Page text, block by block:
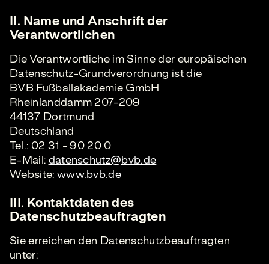
II. Name und Anschrift der
Verantwortlichen
Die Verantwortliche im Sinne der europäischen
Datenschutz-Grundverordnung ist die
BVB Fußballakademie GmbH
Rheinlanddamm 207-209
44137 Dortmund
Deutschland
Tel.: 02 31 - 90 20 0
E-Mail: datenschutz@bvb.de
Website: www.bvb.de
III. Kontaktdaten des
Datenschutzbeauftragten
Sie erreichen den Datenschutzbeauftragten
unter: